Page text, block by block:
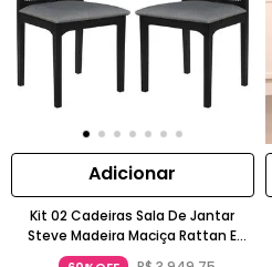
Adicionar
Kit 02 Cadeiras Sala De Jantar
Steve Madeira Maciça Rattan E
Linho Cinza Ébano Gran Belo